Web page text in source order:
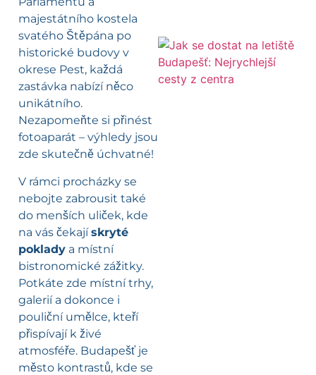
majestátního kostela
svatého Štěpána po
historické budovy v
okrese Pest, každá
zastávka nabízí něco
unikátního.
Nezapomeňte si přinést
fotoaparát – výhledy jsou
zde skutečně úchvatné!
V rámci procházky se
nebojte zabrousit také
do menších uliček, kde
na vás čekajískryté
poklady a místní
bistronomické zážitky.
Potkáte zde místní trhy,
galerií a dokonce i
pouliční umělce, kteří
přispívají k živé
atmosféře. Budapešť je
město kontrastů, kde se